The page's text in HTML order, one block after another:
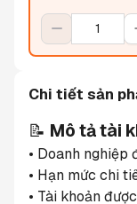
Chi tiết sản
📝 Mô tả tài
• Doanh nghiệp
• Hạn mức chi
• Tài khoản